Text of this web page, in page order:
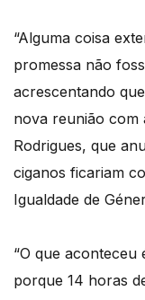
“Alguma coisa
promessa não
acrescentando
nova reunião com
Rodrigues, que
ciganos ficariam
Igualdade de
“O que aconteceu
porque 14 horas